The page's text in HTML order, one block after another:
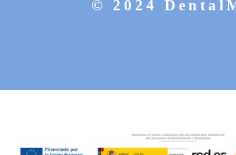
© 2024